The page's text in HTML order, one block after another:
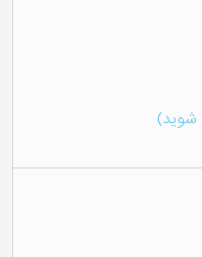
شوید)